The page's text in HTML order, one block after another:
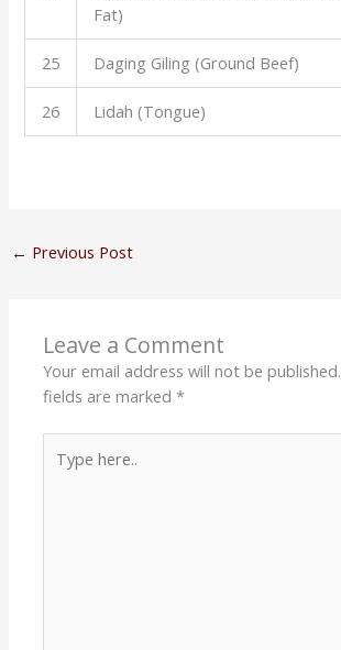
Fat)
25 Daging Giling (Ground Beef)
26 Lidah (Tongue)
← Previous Post
Leave a Comment
Your email address will not be published.
fields are marked*
here..